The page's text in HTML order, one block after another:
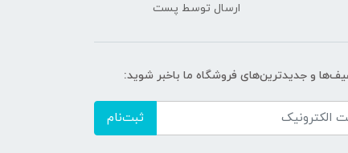
ارسال توسط پست
و جدیدترین‌های فروشگاه ما باخبر شوید:
ثبت‌نام